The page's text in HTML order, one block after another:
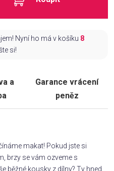
Nyní ho má v košíku 8
si!
a
Garance vrácení
peněz
makat! Pokud jste si
brzy se vám ozveme s
běžné kousky z dílny? Ty hned